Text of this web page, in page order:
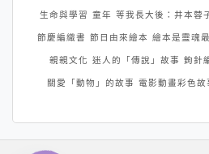
生命與學習 童年 等我長大後：井本蓉
節慶編織書 節日由來繪本 繪本是靈魂
親親文化 迷人的「傳說」故事 鉤針
關愛「動物」的故事 電影動畫彩色故